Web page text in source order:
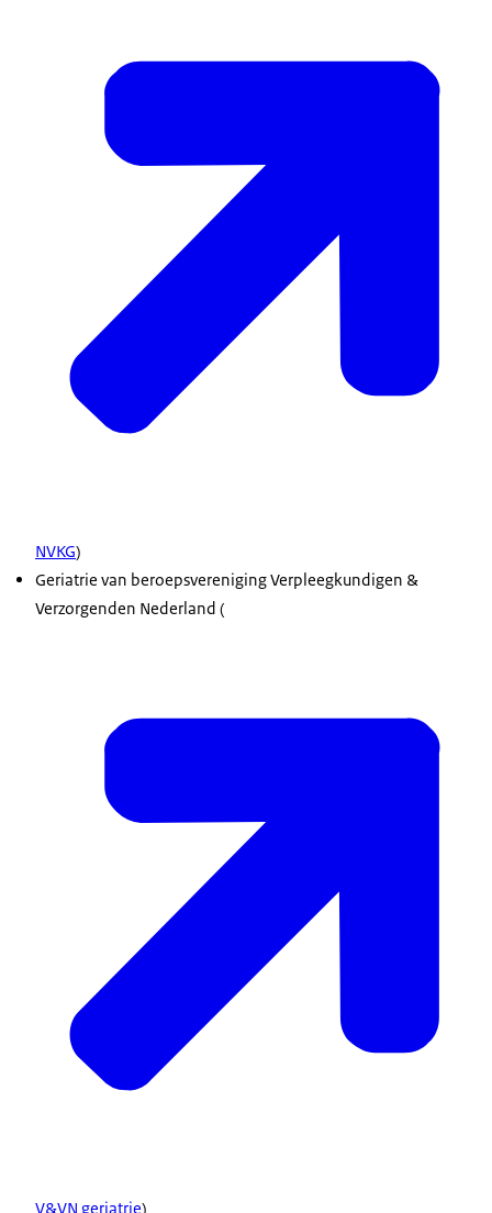
NVKG)
Geriatrie van beroepsvereniging Verpleegkundigen &
Verzorgenden Nederland (
V&VN geriatrie)